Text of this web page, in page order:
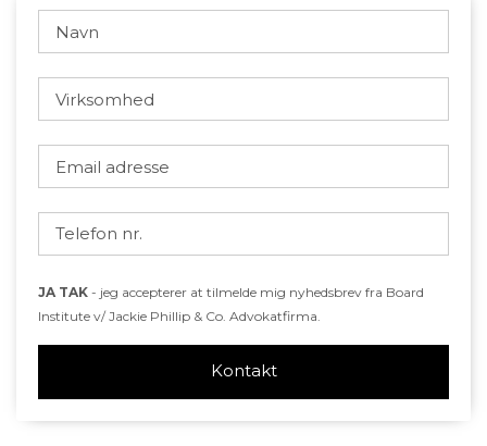
JA TAK - jeg accepterer at tilmelde mig nyhedsbrev fra Board
Institute v/ Jackie Phillip & Co. Advokatfirma.
Kontakt